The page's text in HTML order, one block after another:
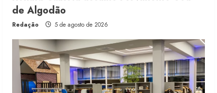
de Algodão
Redação 5 de agosto de 2026